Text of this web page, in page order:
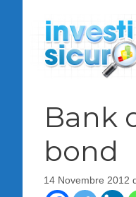
contenuto
Bank
bond
14 Novembre 2012